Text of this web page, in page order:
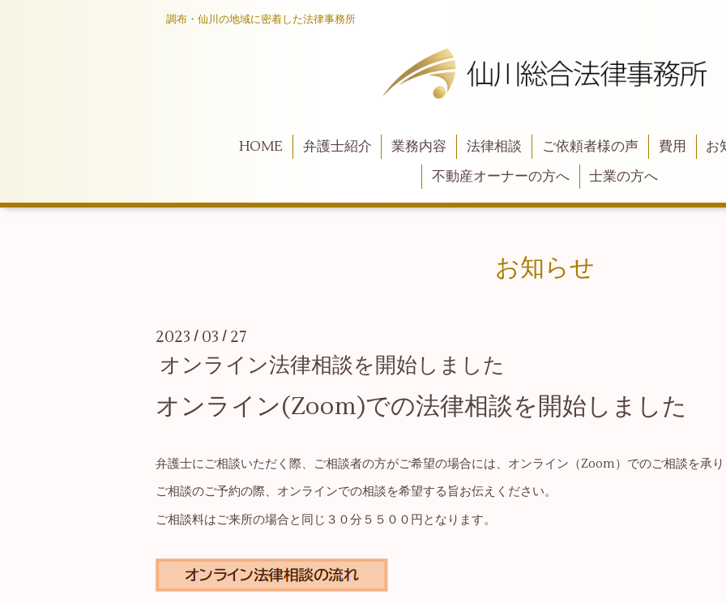
調布・仙川の地域に密着した法律事務所
HOME 弁護士紹介 業務内容 法律相談 ご依頼者様の声 費用
お
不動産オーナーの方へ
士業の方へ
お知らせ
2023 / 03 / 27
オンライン法律相談を開始しました
オンライン(Zoom)での法律相談を開始しました
弁護士にご相談いただく際、ご相談者の方がご希望の場合には、オンライン（Zoom）でのご相談を承
ご相談のご予約の際、オンラインでの相談を希望する旨お伝えください。
ご相談料はご来所の場合と同じ３０分５５００円となります。